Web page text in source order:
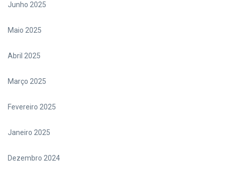
Junho 2025
Maio 2025
Abril 2025
Março 2025
Fevereiro 2025
Janeiro 2025
Dezembro 2024